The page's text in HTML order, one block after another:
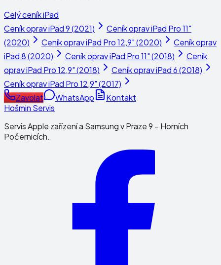
Celý ceníkiPad
Ceník opraviPad 9 (2021) Ceník opraviPad Pro 11"
(2020)
Ceník opraviPad Pro 12,9" (2020)
Ceník oprav
iPad 8 (2020)
Ceník opraviPad Pro 11" (2018)
Ceník
opraviPad Pro 12,9" (2018) Ceník opraviPad 6 (2018)
Ceník opraviPad Pro 12,9" (2017)
Zavolat
WhatsApp
Kontakt
Hošmin Servis
Servis Apple zařízení a Samsung v Praze 9 – Horních
Počernicích.